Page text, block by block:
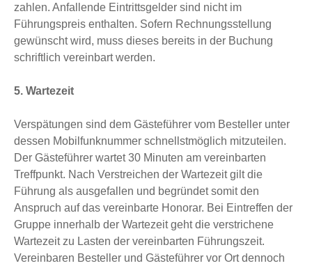
zahlen. Anfallende Eintrittsgelder sind nicht im
Führungspreis enthalten. Sofern Rechnungsstellung
gewünscht wird, muss dieses bereits in der Buchung
schriftlich vereinbart werden.
5. Wartezeit
Verspätungen sind dem Gästeführer vom Besteller unter
dessen Mobilfunknummer schnellstmöglich mitzuteilen.
Der Gästeführer wartet 30 Minuten am vereinbarten
Treffpunkt. Nach Verstreichen der Wartezeit gilt die
Führung als ausgefallen und begründet somit den
Anspruch auf das vereinbarte Honorar. Bei Eintreffen der
Gruppe innerhalb der Wartezeit geht die verstrichene
Wartezeit zu Lasten der vereinbarten Führungszeit.
Vereinbaren Besteller und Gästeführer vor Ort dennoch